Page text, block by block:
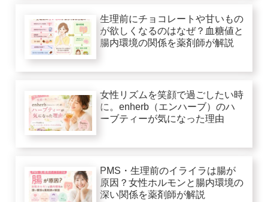
生理前にチョコレートや甘いもの
が欲しくなるのはなぜ？血糖値と
腸内環境の関係を薬剤師が解説
女性リズムを笑顔で過ごしたい時
に。enherb（エンハーブ）のハ
ーブティーが気になった理由
PMS・生理前のイライラは腸が
原因？女性ホルモンと腸内環境の
深い関係を薬剤師が解説